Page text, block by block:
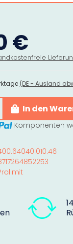
€
(DE - Ausland
In den
Komponenten